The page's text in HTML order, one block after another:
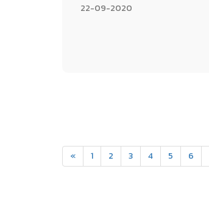
22-09-2020
« 1 2 3 4 5 6